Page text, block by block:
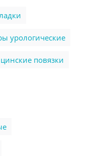
урологические
повязки